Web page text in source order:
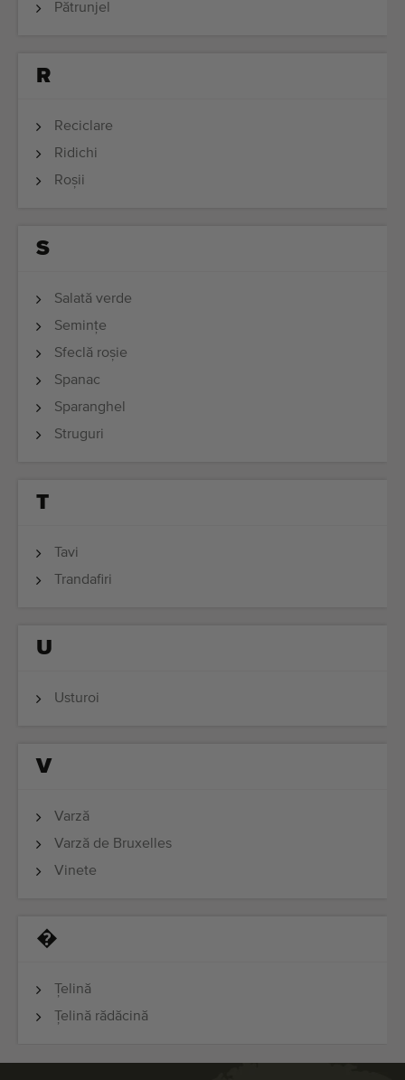
Pătrunjel
R
Reciclare
Ridichi
Roşii
S
Salată verde
Semințe
Sfeclă roşie
Spanac
Sparanghel
Struguri
T
Tavi
Trandafiri
U
Usturoi
V
Varză
Varză de Bruxelles
Vinete
�
Țelină
Țelină rădăcină